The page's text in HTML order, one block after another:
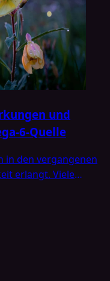
und
6-Quelle
in den vergangenen
erlangt. Viele
oder Öle
Ein Blick in